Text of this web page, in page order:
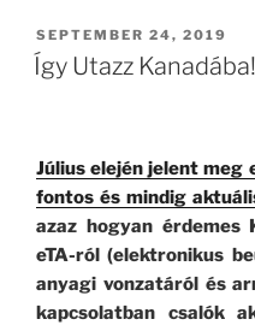
POSTED
ON
SEPTEMBER 24, 2019
Így Utazz
Július elején jelent meg
fontos és mindig
azaz hogyan érdemes
eTA-ról (elektronikus
anyagi vonzatáról és
kapcsolatban csalók